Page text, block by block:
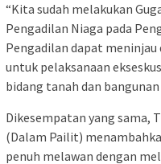
“Kita sudah melakukan
Pengadilan Niaga pada
Pengadilan dapat
untuk pelaksanaan
bidang tanah dan
Dikesempatan yang sama,
(Dalam Pailit)
penuh melawan dengan